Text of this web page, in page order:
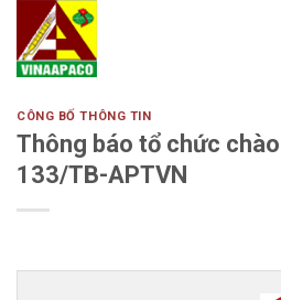
content
CÔNG BỐ THÔNG TIN
Thông báo tổ chức
133/TB-APTVN